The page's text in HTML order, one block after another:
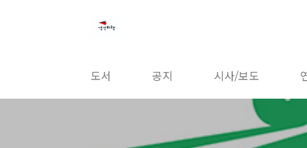
도서 공지 시사/보도